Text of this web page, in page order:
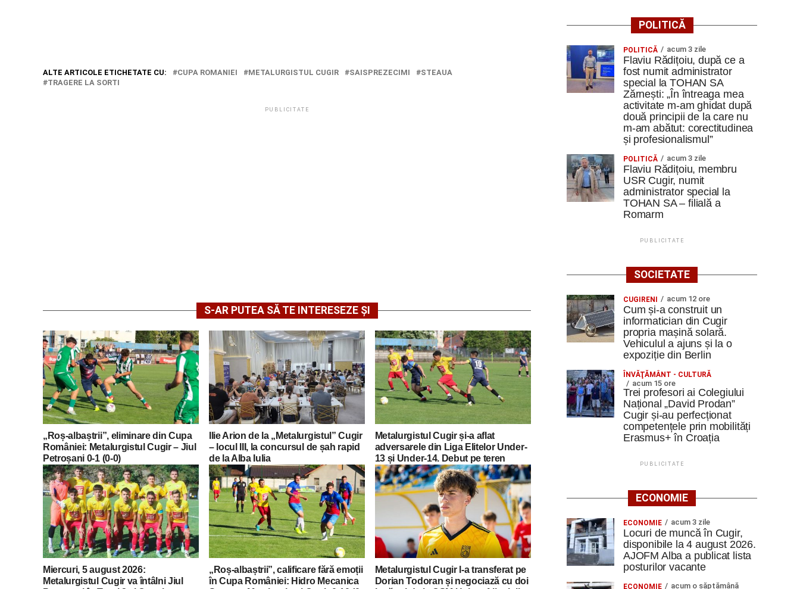
ALTE ARTICOLE ETICHETATE CU: CUPA ROMANIEI METALURGISTUL CUGIR SAISPREZECIMI
STEAUA
TRAGERE LA SORTI
PUBLICITATE
S-AR PUTEA SĂ TE INTERESEZE ȘI
„Roș-albaștrii”, eliminare din Cupa
României: Metalurgistul Cugir – Jiul
Petroșani 0-1 (0-0)
Ilie Arion de la „Metalurgistul” Cugir
– locul III, la concursul de șah rapid
de la Alba Iulia
Metalurgistul Cugir și-a aflat
adversarele din Liga Elitelor Under-
13 și Under-14. Debut pe teren
propriu cu CSS Lugoj
Miercuri, 5 august 2026:
Metalurgistul Cugir va întâlni Jiul
„Roș-albaștrii”, calificare fără emoții
în Cupa României: Hidro Mecanica
Metalurgistul Cugir l-a transferat pe
Dorian Todoran și negociază cu doi
POLITICĂ
POLITICĂ acum 3 zile
Flaviu Rădițoiu, după ce a
fost numit administrator
special la TOHAN SA
Zărnești: „În întreaga mea
activitate m-am ghidat după
două principii de la care nu
m-am abătut: corectitudinea
și profesionalismul”
POLITICĂ acum 3 zile
Flaviu Rădițoiu, membru
USR Cugir, numit
administrator special la
TOHAN SA – filială a
Romarm
PUBLICITATE
SOCIETATE
CUGIRENI acum 12 ore
Cum și-a construit un
informatician din Cugir
propria mașină solară.
Vehiculul a ajuns și la o
expoziție din Berlin
ÎNVĂŢĂMÂNT - CULTURĂ
acum 15 ore
Trei profesori ai Colegiului
Național „David Prodan”
Cugir și-au perfecționat
competențele prin mobilități
Erasmus+ în Croația
PUBLICITATE
ECONOMIE
ECONOMIE acum 3 zile
Locuri de muncă în Cugir,
disponibile la 4 august 2026.
AJOFM Alba a publicat lista
posturilor vacante
ECONOMIE acum o săptămână